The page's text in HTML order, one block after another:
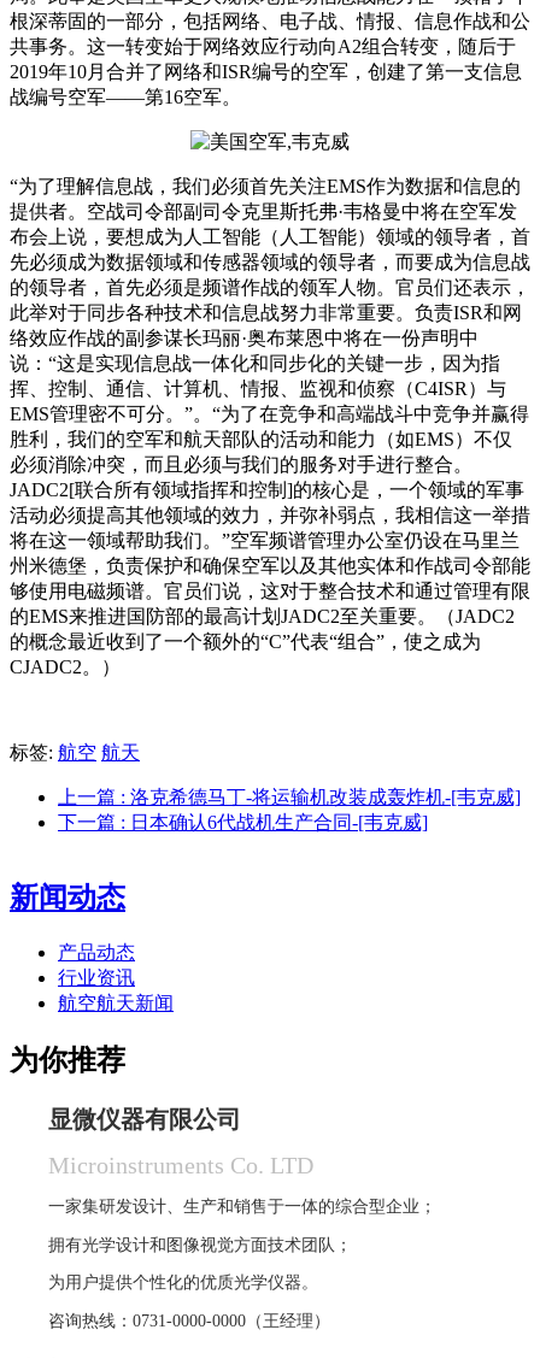
根深蒂固的一部分，包括网络、电子战、情报、信息作战和公
共事务。这一转变始于网络效应行动向A2组合转变，随后于
2019年10月合并了网络和ISR编号的空军，创建了第一支信息
战编号空军——第16空军。
“为了理解信息战，我们必须首先关注EMS作为数据和信息的
提供者。空战司令部副司令克里斯托弗·韦格曼中将在空军发
布会上说，要想成为人工智能（人工智能）领域的领导者，首
先必须成为数据领域和传感器领域的领导者，而要成为信息战
的领导者，首先必须是频谱作战的领军人物。官员们还表示，
此举对于同步各种技术和信息战努力非常重要。负责ISR和网
络效应作战的副参谋长玛丽·奥布莱恩中将在一份声明中
说：“这是实现信息战一体化和同步化的关键一步，因为指
挥、控制、通信、计算机、情报、监视和侦察（C4ISR）与
EMS管理密不可分。”。“为了在竞争和高端战斗中竞争并赢得
胜利，我们的空军和航天部队的活动和能力（如EMS）不仅
必须消除冲突，而且必须与我们的服务对手进行整合。
JADC2[联合所有领域指挥和控制]的核心是，一个领域的军事
活动必须提高其他领域的效力，并弥补弱点，我相信这一举措
将在这一领域帮助我们。”空军频谱管理办公室仍设在马里兰
州米德堡，负责保护和确保空军以及其他实体和作战司令部能
够使用电磁频谱。官员们说，这对于整合技术和通过管理有限
的EMS来推进国防部的最高计划JADC2至关重要。（JADC2
的概念最近收到了一个额外的“C”代表“组合”，使之成为
CJADC2。）
标签: 航空 航天
上一篇 : 洛克希德马丁-将运输机改装成轰炸机-[韦克威]
下一篇 : 日本确认6代战机生产合同-[韦克威]
新闻动态
产品动态
行业资讯
航空航天新闻
为你推荐
显微仪器有限公司
Microinstruments Co. LTD
一家集研发设计、生产和销售于一体的综合型企业；
拥有光学设计和图像视觉方面技术团队；
为用户提供个性化的优质光学仪器。
咨询热线：0731-0000-0000（王经理）